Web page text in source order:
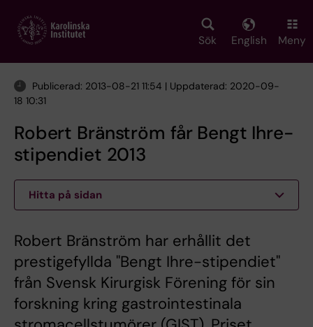
main
Sök English Meny
Publicerad: 2013-08-21 11:54 | Uppdaterad: 2020-09-
18 10:31
Robert Bränström får Bengt Ihre-
stipendiet 2013
Hitta på sidan
Robert Bränström har erhållit det
prestigefyllda "Bengt Ihre-stipendiet"
från Svensk Kirurgisk Förening för sin
forskning kring gastrointestinala